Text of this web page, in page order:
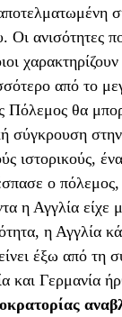
Οι
από το
θα
σύγκρουση
ο
η Αγγλία είχε
η
έξω από τη
και Γερμανία